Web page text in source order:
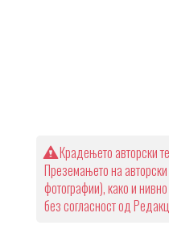
Крадењето авторски
Преземањето на
фотографии), како и
без согласност од